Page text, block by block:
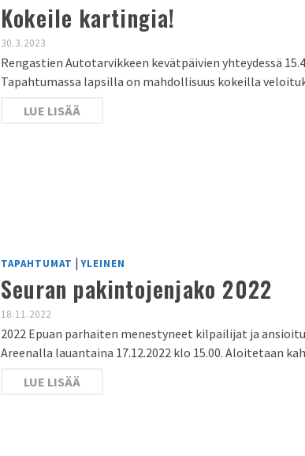
Kokeile kartingia!
30.3.2023
Rengastien Autotarvikkeen kevätpäivien yhteydessä
Tapahtumassa lapsilla on mahdollisuus kokeilla
LUE LISÄÄ
TAPAHTUMAT |YLEINEN
Seuran pakintojenjako 2022
18.11.2022
2022 Epuan parhaiten menestyneet kilpailijat ja
Areenalla lauantaina 17.12.2022 klo 15.00. Aloitetaan
LUE LISÄÄ